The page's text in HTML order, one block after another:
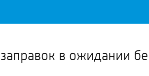
в ожидании